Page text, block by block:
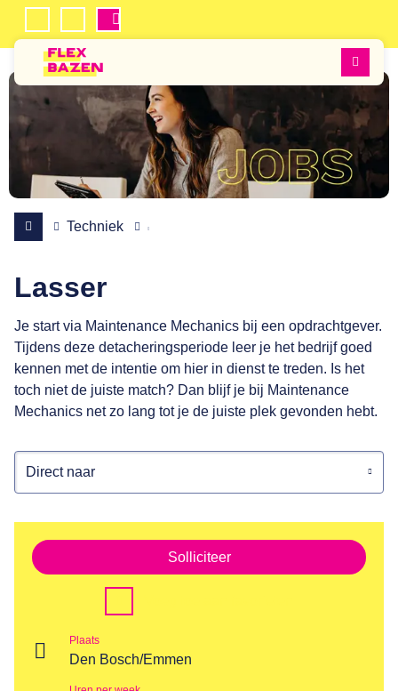
FlexbazenFavorieten
Techniek
Lasser
Je start via Maintenance Mechanics bij een opdrachtgever.
Tijdens deze detacheringsperiode leer je het bedrijf goed
kennen met de intentie om hier in dienst te treden. Is het
toch niet de juiste match? Dan blijf je bij Maintenance
Mechanics net zo lang tot je de juiste plek gevonden hebt.
Direct naar
Plaats
Den Bosch/Emmen
Solliciteer